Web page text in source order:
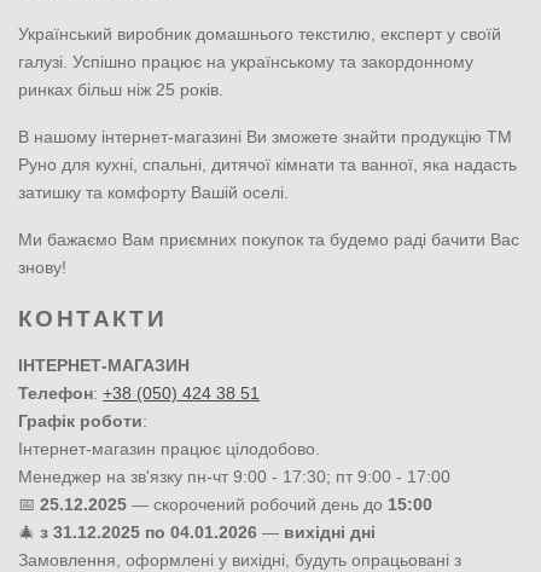
Український виробник домашнього текстилю, експерт у своїй
галузі. Успішно працює на українському та закордонному
ринках більш ніж 25 років.
В нашому інтернет-магазині Ви зможете знайти продукцію ТМ
Руно для кухні, спальні, дитячої кімнати та ванної, яка надасть
затишку та комфорту Вашій оселі.
Ми бажаємо Вам приємних покупок та будемо раді бачити Вас
знову!
КОНТАКТИ
ІНТЕРНЕТ-МАГАЗИН
Телефон: +38 (050) 424 38 51
Графік роботи:
Інтернет-магазин працює цілодобово.
Менеджер на зв'язку пн-чт 9:00 - 17:30; пт 9:00 - 17:00
📅 25.12.2025 — скорочений робочий день до 15:00
🎄 з 31.12.2025 по 04.01.2026 — вихідні дні
Замовлення, оформлені у вихідні, будуть опрацьовані з